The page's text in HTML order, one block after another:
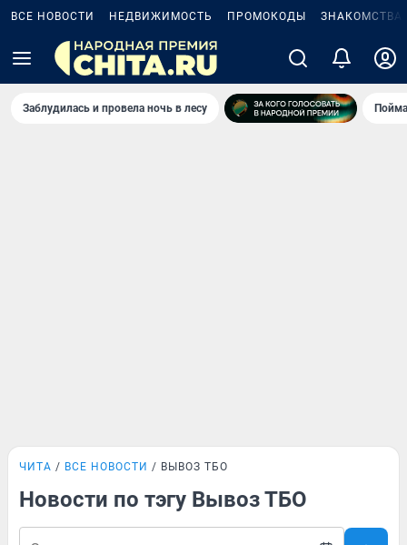
ВСЕ НОВОСТИ НЕДВИЖИМОСТЬ ПРОМОКОДЫ ЗНАКОМСТВА
Заблудилась и провела ночь в лесу
ЧИТА ВСЕ НОВОСТИ ВЫВОЗ ТБО
Новости по тэгу Вывоз ТБО